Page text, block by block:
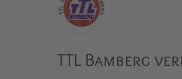
TTL Bamberg